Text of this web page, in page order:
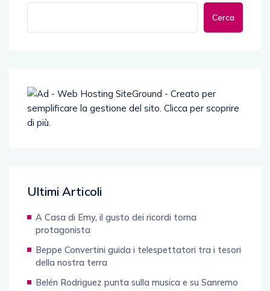
Cerca
Ultimi Articoli
A Casa di Emy, il gusto dei ricordi torna
protagonista
Beppe Convertini guida i telespettatori tra i tesori
della nostra terra
Belén Rodriguez punta sulla musica e su Sanremo